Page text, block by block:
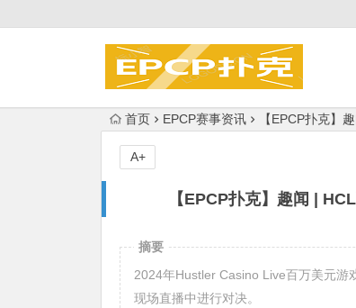
首页 EPCP赛事资讯 【EPCP扑克】
【EPCP扑克】趣闻 |
A+
摘要
2024年Hustler Casino Live百万美元游
现场直播中进行对决。